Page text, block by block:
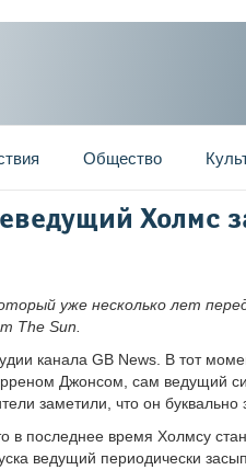
Общество
Холмс
уже несколько лет
The Sun.
канала GB News. В тот
Джонсом, сам ведущий
заметили, что он буквально
в последнее время Холмсу
ведущий периодически